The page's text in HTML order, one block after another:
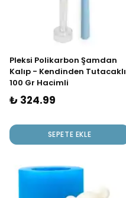
Pleksi Polikarbon Şamdan
Kalıp - Kendinden Tutacaklı
100 Gr Hacimli
₺ 324.99
SEPETE EKLE